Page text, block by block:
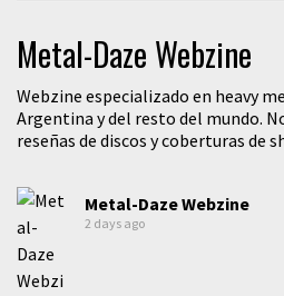
Metal-Daze Webzine
Webzine especializado en heavy
Argentina y del resto del mundo.
reseñas de discos y coberturas de
Metal-Daze Webzine
2 days ago